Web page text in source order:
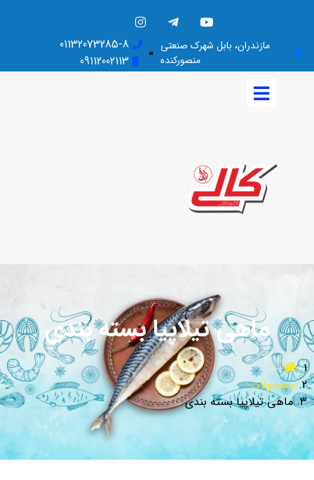
مازندران، بابل شهرک صنعتی
منصورکنده
01132073285-8
09112002113
ماهی تیلاپیا بسته بندی
محصولات
ماهی تیلاپیا بسته بندی